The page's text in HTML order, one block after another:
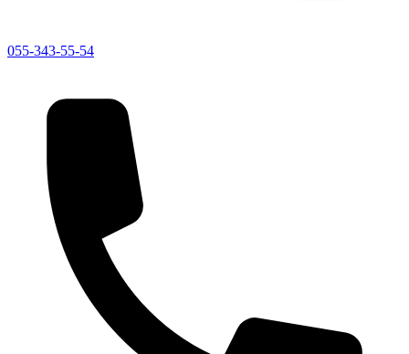
055-343-55-54